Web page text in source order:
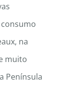
na
muito
Península